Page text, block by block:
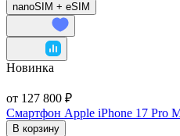
nanoSIM + eSIM
Новинка
от 127 800 ₽
Смартфон Apple iPhone 17 Pro
В корзину